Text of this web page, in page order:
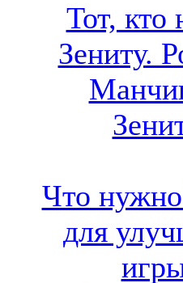
Тот, кто
Зениту.
Что
для